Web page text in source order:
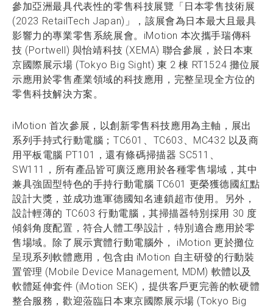
參加亞洲最具代表性的零售科技展覽「日本零售技術展
(2023 RetailTech Japan)」，該展會為日本最大且最具
影響力的專業零售系統展會。iMotion 本次攜手瑞傳科
技 (Portwell) 與怡靖科技 (XEMA) 聯合參展，於日本東
京國際展示場 (Tokyo Big Sight) 東 2 棟 RT1524 攤位展
示應用於零售產業領域的科技應用，完整呈現全方位的
零售科技解決方案。
iMotion 首次參展，以創新零售科技應用為主軸，展出
系列手持式行動電腦；TC601、TC603、MC432 以及商
用平板電腦 PT101，還有條碼掃描器 SC511、
SW111，所有產品皆可廣泛應用於各種零售場域，其中
兼具強固型特色的手持行動電腦 TC601 更榮獲德國紅點
設計大獎，並成功進軍德國知名連鎖超市使用。另外，
設計輕薄的 TC603 行動電腦，其掃描器特別採用 30 度
傾斜角度配置，符合人體工學設計，特別適合應用於零
售場域。除了展示實體行動電腦外， iMotion 更於攤位
呈現系列軟體應用，包含由 iMotion 自主研發的行動裝
置管理 (Mobile Device Management, MDM) 軟體以及
軟體延伸套件 (iMotion SEK)，提供客戶更完善的軟硬體
整合服務，歡迎蒞臨日本東京國際展示場 (Tokyo Big